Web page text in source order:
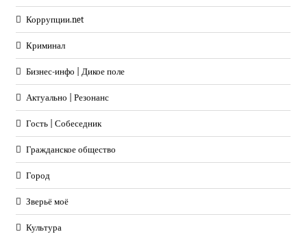
Коррупции.net
Криминал
Бизнес-инфо | Дикое поле
Актуально | Резонанс
Гость | Собеседник
Гражданское общество
Город
Зверьё моё
Культура